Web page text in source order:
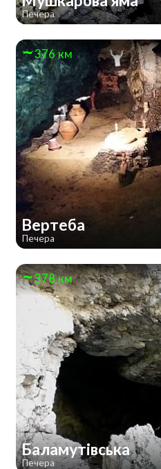
Печера
376 км
Вертеба
Печера
378 км
Баламутівська
Печера